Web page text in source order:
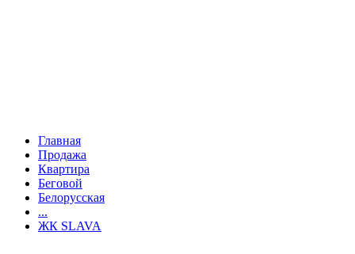
Главная
Продажа
Квартира
Беговой
Белорусская
...
ЖК SLAVA